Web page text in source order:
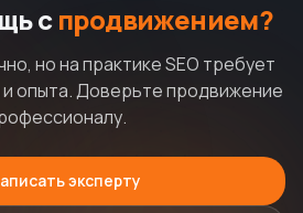
с продвижением?
но на практике SEO требует
и опыта. Доверьте продвижение
эксперту